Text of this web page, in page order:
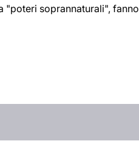
"poteri soprannaturali", fanno